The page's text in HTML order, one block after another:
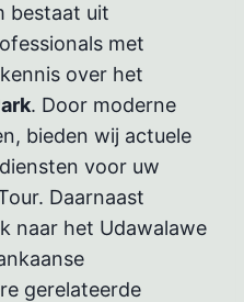
bestaat uit
met
over het
. Door moderne
bieden wij actuele
voor uw
Daarnaast
naar het Udawalawe
gerelateerde